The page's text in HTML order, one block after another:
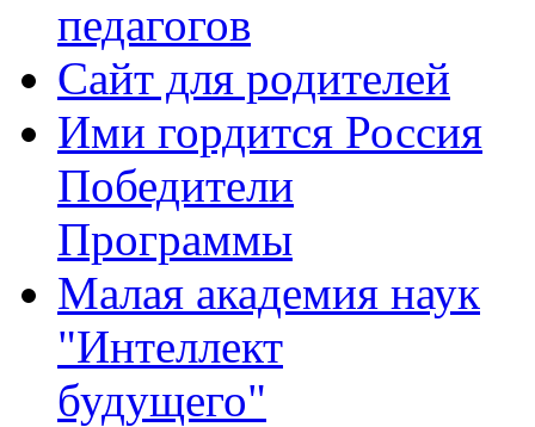
педагогов
Сайт для родителей
Ими гордится Россия
Победители
Программы
Малая академия наук
"Интеллект
будущего"